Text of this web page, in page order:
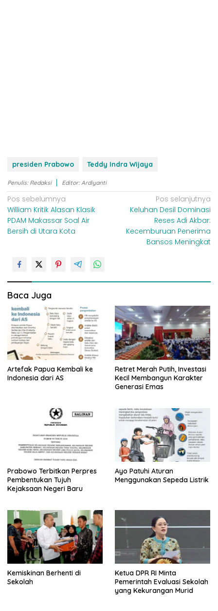
presiden Prabowo Teddy Indra Wijaya
Penulis: Redaksi Editor: Ardiyanti
N
a
v
s
i
p
o
s
Pos sebelumnya
William Kritik Alasan Klasik
PDAM Makassar Soal Air
Bersih di Utara Kota
Pos selanjutnya
Keluhan Desil Dominasi
Reses Adi Akbar:
Kecemburuan Penerima
Bansos Meningkat
Baca Juga
Artefak Papua Kembali ke
Indonesia dari AS
Retret Merah Putih, Investasi
Kecil Membangun Karakter
Generasi Emas
Prabowo Terbitkan Perpres
Pembentukan Tujuh
Kejaksaan Negeri Baru
Ayo Patuhi Aturan
Menggunakan Sepeda Listrik
Kemiskinan Berhenti di
Sekolah
Ketua DPR RI Minta
Pemerintah Evaluasi Sekolah
yang Kekurangan Murid